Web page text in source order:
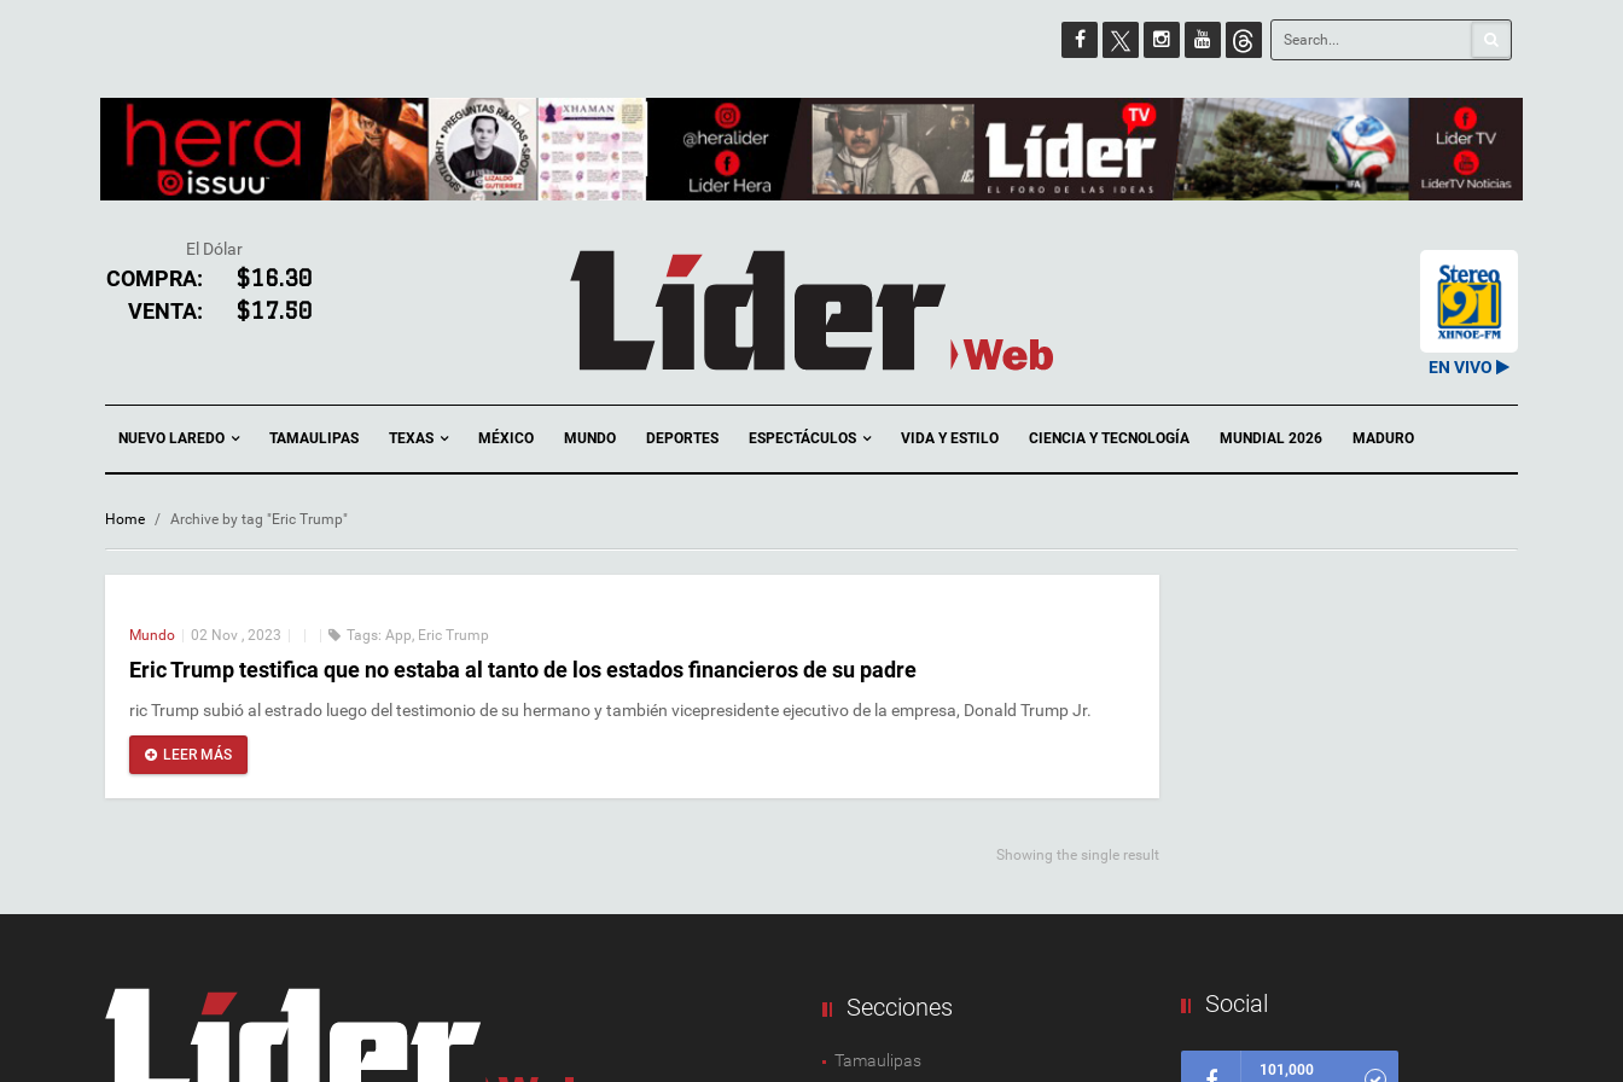
El Dólar
COMPRA: $16.30
VENTA: $17.50
EN VIVO
NUEVO LAREDO TAMAULIPAS TEXAS MÉXICO MUNDO DEPORTES ESPECTÁCULOS VIDA Y ESTILO CIENCIA Y TECNOLOGÍA MUNDIAL 2026 MADURO
Home / Archive by tag "Eric Trump"
Mundo 02 Nov , 2023 Tags: App, Eric Trump
Eric Trump testifica que no estaba al tanto de los estados financieros de su padre
ric Trump subió al estrado luego del testimonio de su hermano y también vicepresidente ejecutivo de la empresa, Donald Trump Jr.
LEER MÁS
Showing the single result
Secciones
Tamaulipas
Social
101,000